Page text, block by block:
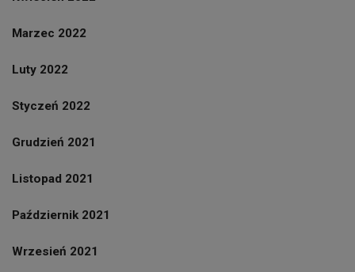
Marzec 2022
Luty 2022
Styczeń 2022
Grudzień 2021
Listopad 2021
Październik 2021
Wrzesień 2021